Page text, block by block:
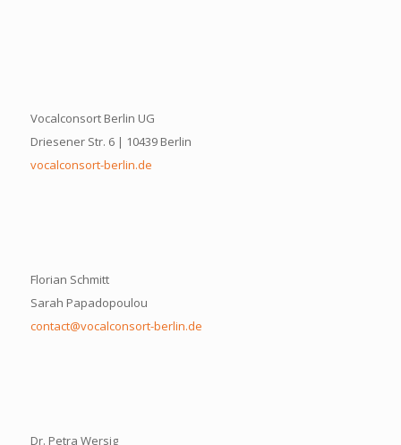
Vocalconsort Berlin UG
Driesener Str. 6 | 10439 Berlin
vocalconsort-berlin.de
Florian Schmitt
Sarah Papadopoulou
contact@vocalconsort-berlin.de
Dr. Petra Wersig